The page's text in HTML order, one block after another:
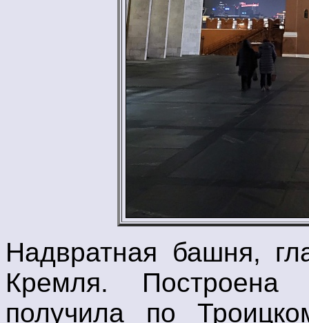
Надвратная башня,
Кремля. Построена
получила по